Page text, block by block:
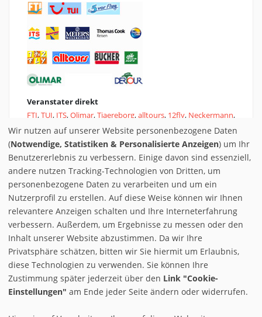
Veranstater direkt
FTI,TUI, ITS,Olimar,Tjaereborg,alltours, 12fly, Neckermann,
Bucher ,Thomas Cook,Dertour ,Jahnreisen
Wir nutzen auf unserer Website personenbezogene Daten
(Notwendige, Statistiken & Personalisierte Anzeigen) um Ihr
Benutzererlebnis zu verbessern. Einige davon sind essenziell,
andere nutzen Tracking-Technologien von Dritten, um
personenbezogene Daten zu verarbeiten und um ein
Nutzerprofil zu erstellen. Auf diese Weise können wir Ihnen
relevantere Anzeigen schalten und Ihre Interneterfahrung
verbessern. Außerdem, um Ergebnisse zu messen oder den
Inhalt unserer Website abzustimmen. Da wir Ihre
Privatsphäre schätzen, bitten wir Sie hiermit um Erlaubnis,
diese Technologien zu verwenden. Sie können Ihre
Zustimmung später jederzeit über den Link "Cookie-
Einstellungen" am Ende jeder Seite ändern oder widerrufen.